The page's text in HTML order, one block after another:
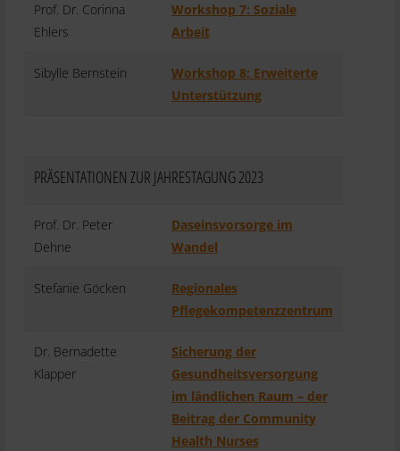
Prof. Dr. Corinna
Ehlers
Workshop 7: Soziale
Arbeit
Sibylle Bernstein
Workshop 8: Erweiterte
Unterstützung
PRÄSENTATIONEN ZUR JAHRESTAGUNG 2023
Prof. Dr. Peter
Dehne
Daseinsvorsorge im
Wandel
Stefanie Göcken
Regionales
Pflegekompetenzzentrum
Dr. Bernadette
Klapper
Sicherung der
Gesundheitsversorgung
im ländlichen Raum – der
Beitrag der Community
Health Nurses